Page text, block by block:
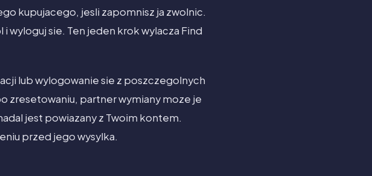
kupujacego, jesli zapomnisz ja zwolnic.
wyloguj sie. Ten jeden krok wylacza Find
lub wylogowanie sie z poszczegolnych
zresetowaniu, partner wymiany moze je
jest powiazany z Twoim kontem.
przed jego wysylka.